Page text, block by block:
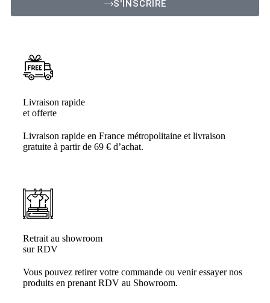
S'INSCRIRE
Livraison rapide
et offerte
Livraison rapide en France métropolitaine et livraison
gratuite à partir de 69 € d’achat.
Retrait au showroom
sur RDV
Vous pouvez retirer votre commande ou venir essayer nos
produits en prenant RDV au Showroom.